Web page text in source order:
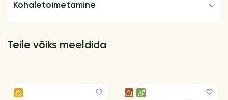
Kohaletoimetamine
Teile võiks meeldida